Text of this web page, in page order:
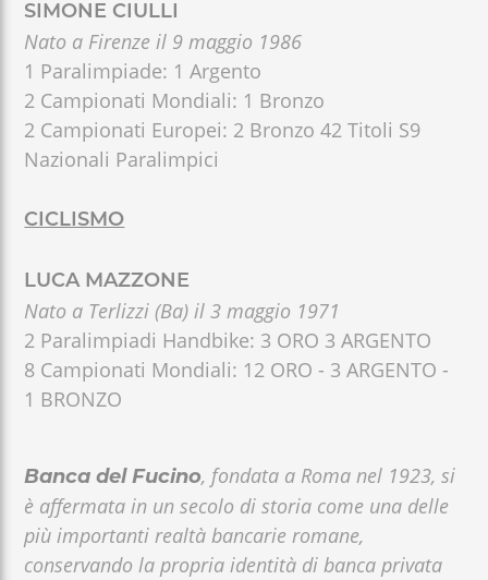
SIMONE CIULLI
Nato a Firenze il 9 maggio 1986
1 Paralimpiade: 1 Argento
2 Campionati Mondiali: 1 Bronzo
2 Campionati Europei: 2 Bronzo 42 Titoli S9
Nazionali Paralimpici
CICLISMO
LUCA MAZZONE
Nato a Terlizzi (Ba) il 3 maggio 1971
2 Paralimpiadi Handbike: 3 ORO 3 ARGENTO
8 Campionati Mondiali: 12 ORO - 3 ARGENTO -
1 BRONZO
Banca del Fucino, fondata a Roma nel 1923, si
è affermata in un secolo di storia come una delle
più importanti realtà bancarie romane,
conservando la propria identità di banca privata